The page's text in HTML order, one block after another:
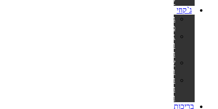
ג`קוזי
ג'קוזי
מתנפח
אביזרים
וחלקי
חילוף
שואבים
ורשתות
חומרי
חיטוי
ומתכלים
בריכות